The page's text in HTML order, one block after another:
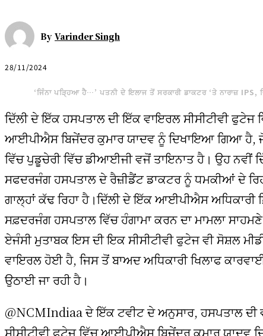
By Varinder Singh
28/11/2024
‘ਜਿੰਨਾ ਪੜ੍ਹਿਆ ਹੈ…’ ਪਤਨੀ ਦੇ ਇਲਾਜ ਤੋਂ ਸਰਕਾਰੀ ਡਾਕਟਰ ‘ਤੇ ਨਾਰਾਜ਼ IPS,
ਦਿੱਲੀ ਦੇ ਇੱਕ ਹਸਪਤਾਲ ਦੀ ਇੱਕ ਵਾਇਰਲ ਸੀਸੀਟੀਵੀ ਫੁਟੇਜ
ਆਈਪੀਐਸ ਬਿਜੇਂਦਰ ਕੁਮਾਰ ਯਾਦਵ ਨੂੰ ਦਿਖਾਇਆ ਗਿਆ ਹੈ,
ਵਿੱਚ ਪੁਡੂਚੇਰੀ ਵਿੱਚ ਡੀਆਈਜੀ ਵਜੋਂ ਤਾਇਨਾਤ ਹੈ। ਉਹ ਨਵੀਂ
ਸਫਦਰਜੰਗ ਹਸਪਤਾਲ ਦੇ ਰੈਜ਼ੀਡੈਂਟ ਡਾਕਟਰ ਨੂੰ ਧਮਕੀਆਂ ਦੇ
ਗਾਲ੍ਹਾਂ ਕੱਢ ਰਿਹਾ ਹੈ।ਦਿੱਲੀ ਦੇ ਇੱਕ ਆਈਪੀਐਸ ਅਧਿਕਾਰੀ
ਸਫ਼ਦਰਜੰਗ ਹਸਪਤਾਲ ਵਿੱਚ ਹੰਗਾਮਾ ਕਰਨ ਦਾ ਮਾਮਲਾ
ਏਜੰਸੀ ਮੁਤਾਬਕ ਇਸ ਦੀ ਇਕ ਸੀਸੀਟੀਵੀ ਫੁਟੇਜ ਵੀ ਸੋਸ਼ਲ
ਵਾਇਰਲ ਹੋਈ ਹੈ, ਜਿਸ ਤੋਂ ਬਾਅਦ ਅਧਿਕਾਰੀ ਖਿਲਾਫ
ਉਠਾਈ ਜਾ ਰਹੀ ਹੈ।
@NCMIndiaa ਦੇ ਇੱਕ ਟਵੀਟ ਦੇ ਅਨੁਸਾਰ, ਹਸਪਤਾਲ ਦੀ
ਸੀਸੀਟੀਵੀ ਫੁਟੇਜ ਵਿੱਚ ਆਈਪੀਐਸ ਬਿਜੇਂਦਰ ਕੁਮਾਰ ਯਾਦਵ